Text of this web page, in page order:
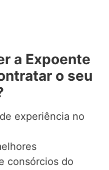
a Expoente
o seu
experiência no
consórcios do